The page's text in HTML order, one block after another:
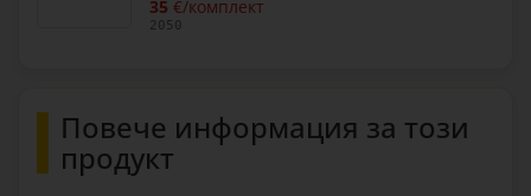
35 €/комплект
2050
Повече информация за този
продукт